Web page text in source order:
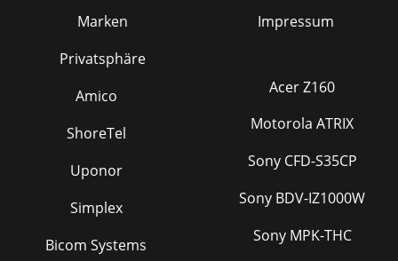
Marken
Privatsphäre
Impressum
Amico
ShoreTel
Uponor
Simplex
Bicom Systems
Acer Z160
Motorola ATRIX
Sony CFD-S35CP
Sony BDV-IZ1000W
Sony MPK-THC